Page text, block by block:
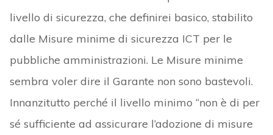
livello di sicurezza, che definirei basico, stabilito
dalle Misure minime di sicurezza ICT per le
pubbliche amministrazioni. Le Misure minime
sembra voler dire il Garante non sono bastevoli.
Innanzitutto perché il livello minimo “non è di per
sé sufficiente ad assicurare l’adozione di misure